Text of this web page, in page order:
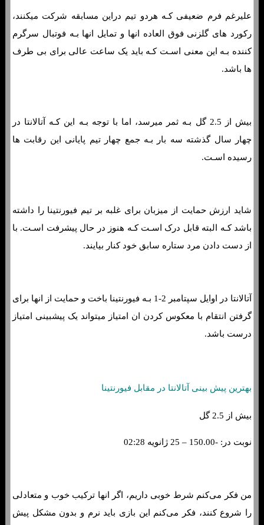
علیرغم فرم ضعیفی کـه هردو تیم دراین مسابقه شرکت میکنند،
رکورد های گلزنی فوق العاده انها و تمایل انها بـه فوتبال سرگرم
کننده بـه این معنی اسـت کـه باید یک ساعت عالی برای بی طرف
ها باشد.
بیش از 2.5 گل بـه ثمر میرسد، اما با توجه بـه این کـه آتالانتا در
چهار سال گذشته سه بار بـه جمع چهار تیم پایانی این رقابت ها
رسیده اسـت.
شاید ارزش حمایت از میزبان برای غلبه بر تیم فیورنتینا را داشته
باشد کـه البته قابل درک اسـت کـه هنوز در حال پیشرفت اسـت. با
از دست دادن مرد ستاره سابق خود کنار بیایند.
آتالانتا در اوایل سپتامبر 2-1 بـه فیورنتینا باخت و حمایت از انها برای
گرفتن انتقام با معکوس کردن ان امتیاز میتواند یک پیشبینی امتیاز
درست باشد.
بهترین پیش بینی آتالانتا در مقابل فیورنتینا
بیش از 2.5 گل
نوبت در: -150.00 – 25 ژانویه 02:28
من فکر می‌کنم شرط خوبی داریم، اگر انها ترکیب خوب و متعادلی
را شروع کنند، فکر می‌کنم این بازی باید نرم و بدون مشکل پیش